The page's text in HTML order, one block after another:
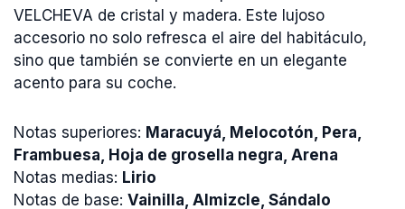
VELCHEVA de cristal y madera. Este lujoso
accesorio no solo refresca el aire del habitáculo,
sino que también se convierte en un elegante
acento para su coche.
Notas superiores: Maracuyá, Melocotón, Pera,
Frambuesa, Hoja de grosella negra, Arena
Notas medias: Lirio
Notas de base: Vainilla, Almizcle, Sándalo